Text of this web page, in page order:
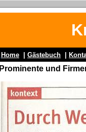
Home Gästebuch
Prominente und